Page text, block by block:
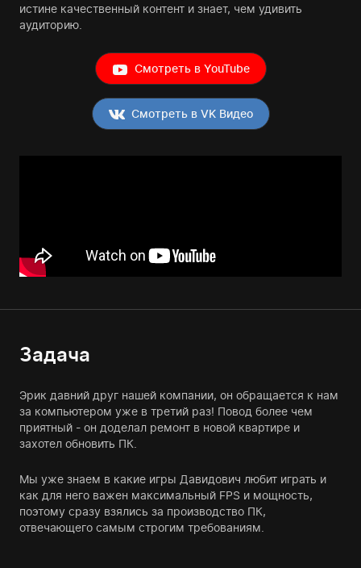
истине качественный контент и знает, чем удивить
аудиторию.
Смотреть в YouTube
Смотреть в VK Видео
Задача
Эрик давний друг нашей компании, он обращается к нам
за компьютером уже в третий раз! Повод более чем
приятный - он доделал ремонт в новой квартире и
захотел обновить ПК.
Мы уже знаем в какие игры Давидович любит играть и
как для него важен максимальный FPS и мощность,
поэтому сразу взялись за производство ПК,
отвечающего самым строгим требованиям.